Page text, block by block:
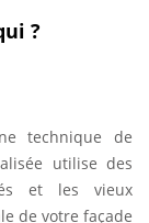
?
technique de
utilise des
et les vieux
de votre façade